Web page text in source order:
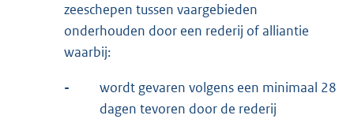
zeeschepen tussen vaargebieden
onderhouden door een rederij of alliantie
waarbij:
-
wordt gevaren volgens een minimaal 28
dagen tevoren door de rederij